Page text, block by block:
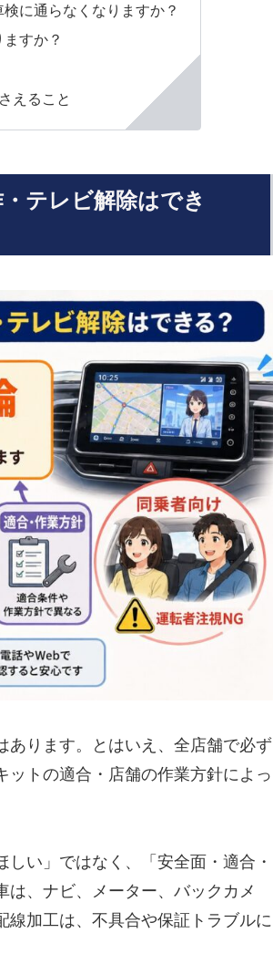
に通らなくなりますか？
すか？
えること
テレビ解除はでき
あります。とはいえ、全店舗で必ず
トの適合・店舗の作業方針によっ
い」ではなく、「安全面・適合・
、ナビ、メーター、バックカメ
線加工は、不具合や保証トラブルに